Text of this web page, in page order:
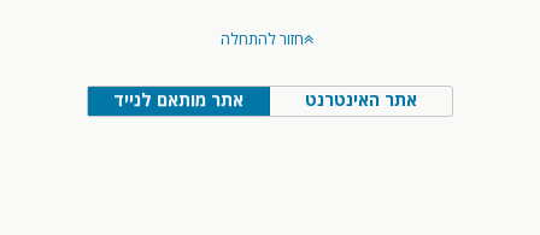
חזור להתחלה
אתר מותאם לנייד אתר האינטרנט